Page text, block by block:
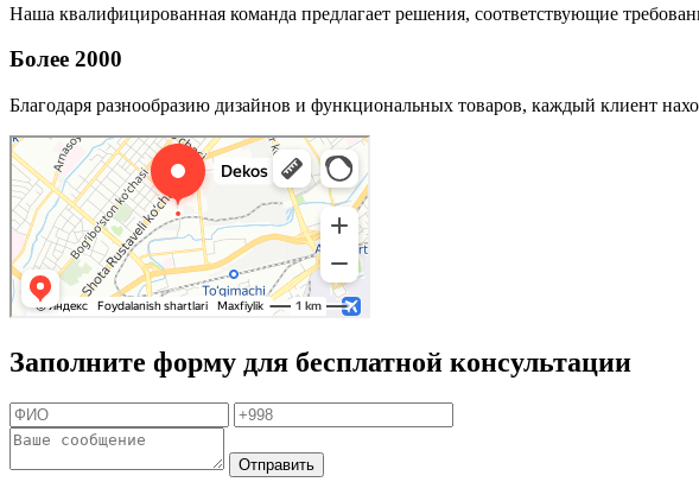
Наша квалифицированная команда предлагает решения, соответствующие
Более 2000
Благодаря разнообразию дизайнов и функциональных товаров, каждый клиент
Заполните форму для бесплатной консультации
Отправить